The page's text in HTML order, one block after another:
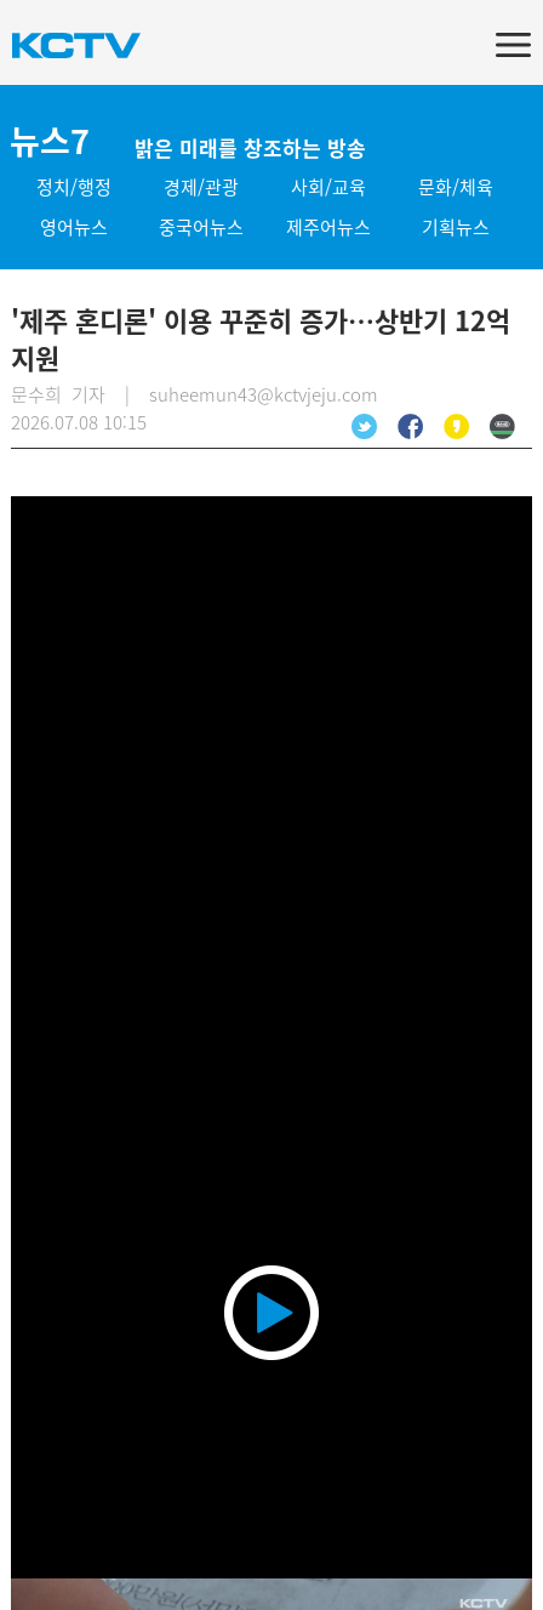
뉴스7 밝은 미래를 창조하는 방송
정치/행정 경제/관광 사회/교육
문화/체육
영어뉴스
중국어뉴스 제주어뉴스 기획뉴스
'제주 혼디론' 이용 꾸준히 증가…상반기 12억
지원
문수희 기자 | suheemun43@kctvjeju.com
2026.07.08 10:15
Play